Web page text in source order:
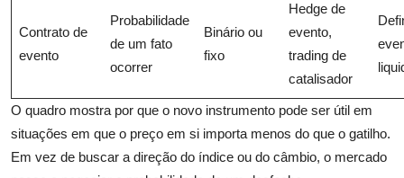
Contrato de
evento
Probabilidade
de um fato
ocorrer
Binário ou
fixo
Hedge de
evento,
trading de
catalisador
O quadro mostra por que o novo instrumento pode ser útil em
situações em que o preço em si importa menos do que o gatilho.
Em vez de buscar a direção do índice ou do câmbio, o mercado